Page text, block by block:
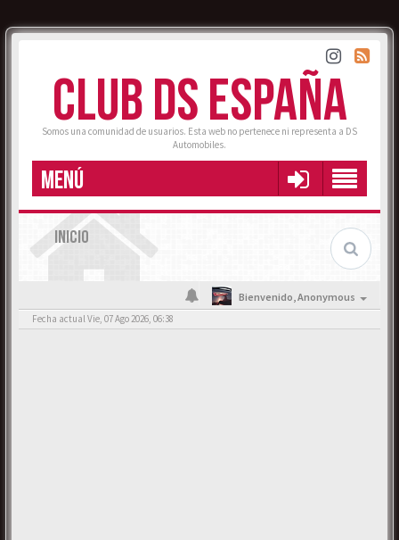
CLUB DS ESPAÑA
Somos una comunidad de usuarios. Esta web no pertenece ni representa a DS
Automobiles.
MENÚ
INICIO
Bienvenido,Anonymous
Fecha actual Vie, 07 Ago 2026, 06:38